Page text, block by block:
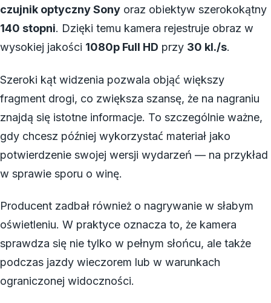
czujnik optyczny Sony oraz obiektyw szerokokątny
140 stopni. Dzięki temu kamera rejestruje obraz w
wysokiej jakości 1080p Full HD przy 30 kl./s.
Szeroki kąt widzenia pozwala objąć większy
fragment drogi, co zwiększa szansę, że na nagraniu
znajdą się istotne informacje. To szczególnie ważne,
gdy chcesz później wykorzystać materiał jako
potwierdzenie swojej wersji wydarzeń — na przykład
w sprawie sporu o winę.
Producent zadbał również o nagrywanie w słabym
oświetleniu. W praktyce oznacza to, że kamera
sprawdza się nie tylko w pełnym słońcu, ale także
podczas jazdy wieczorem lub w warunkach
ograniczonej widoczności.